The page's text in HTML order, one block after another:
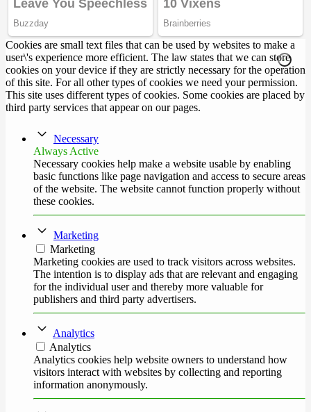
Cookies are small text files that can be used by websites to make a
user\'s experience more efficient. The law states that we can store
cookies on your device if they are strictly necessary for the operation
of this site. For all other types of cookies we need your permission.
This site uses different types of cookies. Some cookies are placed by
third party services that appear on our pages.
Necessary
Always Active
Necessary cookies help make a website usable by enabling
basic functions like page navigation and access to secure areas
of the website. The website cannot function properly without
these cookies.
Marketing
Marketing
Marketing cookies are used to track visitors across websites.
The intention is to display ads that are relevant and engaging
for the individual user and thereby more valuable for
publishers and third party advertisers.
Analytics
Analytics
Analytics cookies help website owners to understand how
visitors interact with websites by collecting and reporting
information anonymously.